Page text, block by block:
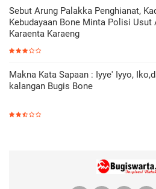
Sebut Arung Palakka Penghianat,
Kebudayaan Bone Minta Polisi Usut
Karaenta Karaeng
Makna Kata Sapaan : Iyye' Iyyo,
kalangan Bugis Bone